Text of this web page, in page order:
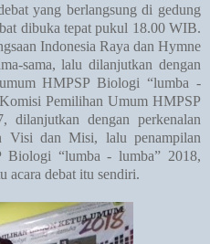
yang berlangsung di gedung
dibuka tepat pukul 18.00 WIB.
Indonesia Raya dan Hymne
sama, lalu dilanjutkan dengan
HMPSP Biologi “lumba -
Pemilihan Umum HMPSP
dengan perkenalan
Visi dan Misi, lalu penampilan
Biologi “lumba - lumba” 2018,
acara debat itu sendiri.